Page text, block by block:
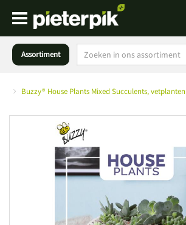
Assortiment
Buzzy® House Plants Mixed Succulents, vetplanten